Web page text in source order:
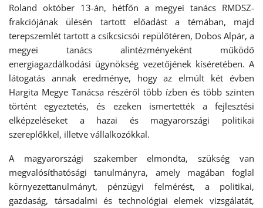
Roland október 13-án, hétfőn a megyei tanács RMDSZ-
frakciójának ülésén tartott előadást a témában, majd
terepszemlét tartott a csíkcsicsói repülőtéren, Dobos Alpár, a
megyei tanács alintézményeként működő
energiagazdálkodási ügynökség vezetőjének kíséretében. A
látogatás annak eredménye, hogy az elmúlt két évben
Hargita Megye Tanácsa részéről több ízben és több szinten
történt egyeztetés, és ezeken ismertették a fejlesztési
elképzeléseket a hazai és magyarországi politikai
szereplőkkel, illetve vállalkozókkal.
A magyarországi szakember elmondta, szükség van
megvalósíthatósági tanulmányra, amely magában foglal
környezettanulmányt, pénzügyi felmérést, a politikai,
gazdaság, társadalmi és technológiai elemek vizsgálatát,